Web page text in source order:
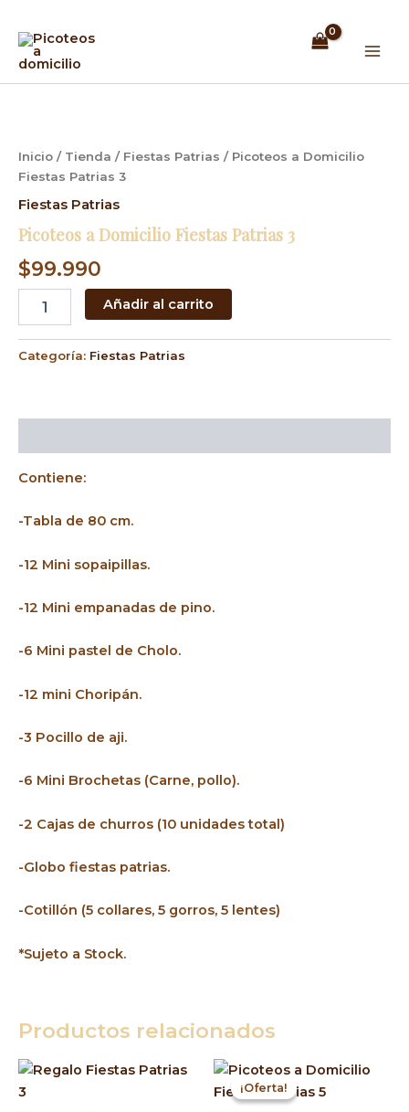
contenido
Inicio / Tienda / Fiestas Patrias / Picoteos a Domicilio
Fiestas Patrias 3
Fiestas Patrias
Picoteos a Domicilio Fiestas Patrias 3
$99.990
Fiestas
Patrias
3
cantidad
Añadir al carrito
Categoría: Fiestas Patrias
Contiene:
-Tabla de 80 cm.
-12 Mini sopaipillas.
-12 Mini empanadas de pino.
-6 Mini pastel de Cholo.
-12 mini Choripán.
-3 Pocillo de aji.
-6 Mini Brochetas (Carne, pollo).
-2 Cajas de churros (10 unidades total)
-Globo fiestas patrias.
-Cotillón (5 collares, 5 gorros, 5 lentes)
*Sujeto a Stock.
Productos relacionados
¡Oferta!
¡Oferta!
El
precio
original
El
actual